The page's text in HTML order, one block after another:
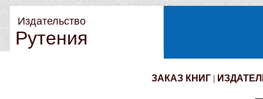
Издательство
Рутения
ЗАКАЗ КНИГ |